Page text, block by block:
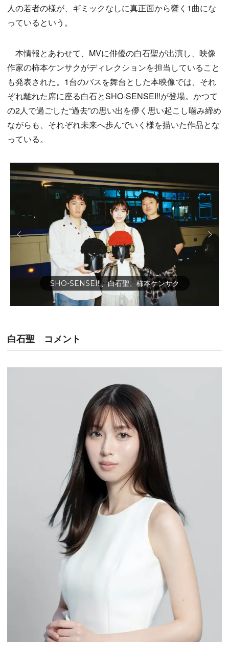
人の若者の様が、ギミックなしに真正面から響く1曲にな
っているという。
本情報とあわせて、MVに俳優の白石聖が出演し、映像
作家の柿本ケンサクがディレクションを担当していること
も発表された。1台のバスを舞台とした本映像では、それ
ぞれ離れた席に座る白石とSHO-SENSEI!!が登場。かつて
の2人で過ごした“過去”の思い出を儚く思い起こし噛み締め
ながらも、それぞれ未来へ歩んでいく様を描いた作品とな
っている。
SHO-SENSEI!!、白石聖、柿本ケンサク
白石聖 コメント